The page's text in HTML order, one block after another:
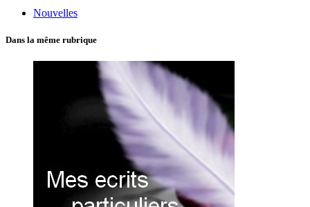
Nouvelles
Dans la même rubrique